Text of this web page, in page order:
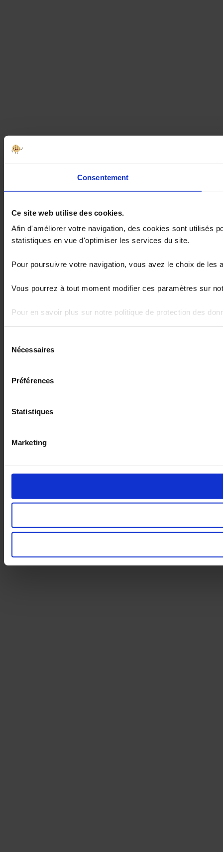
Consentement
Ce site web utilise des cookies.
Afin d'améliorer votre navigation, des cookies sont utilisés
statistiques en vue d'optimiser les services du site.
Pour poursuivre votre navigation, vous avez le choix de
Vous pourrez à tout moment modifier ces paramètres sur
Pour en savoir plus sur notre politique de protection des
Nécessaires
Préférences
Statistiques
Marketing